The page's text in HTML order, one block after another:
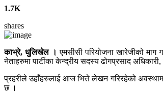
1.7K
shares
काभ्रे, धुलिखेल । एमसीसी परियोजना खारेजीको माग
नेताहरुमा पार्टीका केन्द्रीय सदस्य ढोगप्रसाद
प्रहरीले उहाँहरुलाई आज भित्ते लेखन गरिरहेको
छ ।